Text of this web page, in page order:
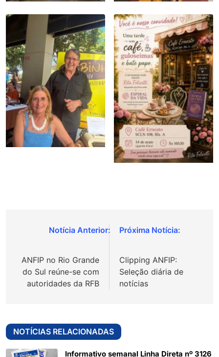
Navegação
Post
ANFIP no Rio Grande
do Sul reúne-se com
autoridades da RFB
Clipping ANFIP:
Seleção diária de
notícias
NOTÍCIAS RELACIONADAS
Informativo semanal Linha Direta nº 3126